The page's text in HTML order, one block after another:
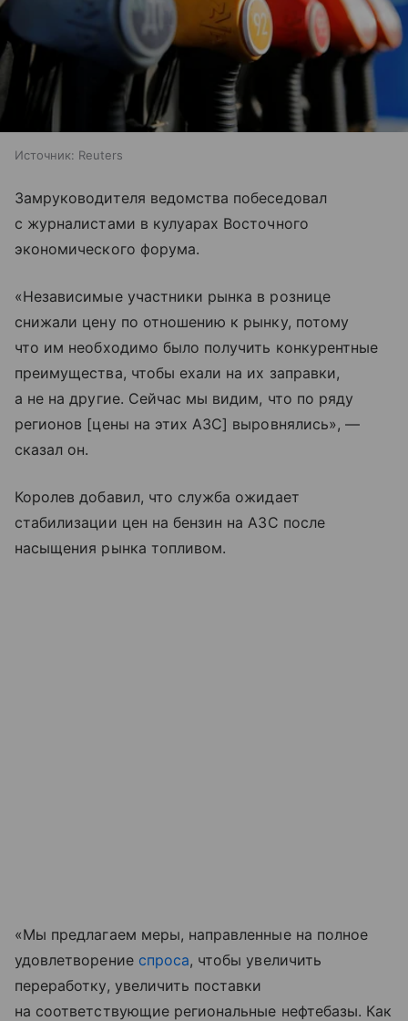
Источник: Reuters
Замруководителя ведомства побеседовал
с журналистами в кулуарах Восточного
экономического форума.
«Независимые участники рынка в рознице
снижали цену по отношению к рынку, потому
что им необходимо было получить конкурентные
преимущества, чтобы ехали на их заправки,
а не на другие. Сейчас мы видим, что по ряду
регионов [цены на этих АЗС] выровнялись», —
сказал он.
Королев добавил, что служба ожидает
стабилизации цен на бензин на АЗС после
насыщения рынка топливом.
«Мы предлагаем меры, направленные на полное
удовлетворение спроса, чтобы увеличить
переработку, увеличить поставки
на соответствующие региональные нефтебазы. Как